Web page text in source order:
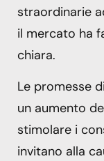
straordinarie
il mercato ha
chiara.
Le promesse
un aumento
stimolare i
invitano alla